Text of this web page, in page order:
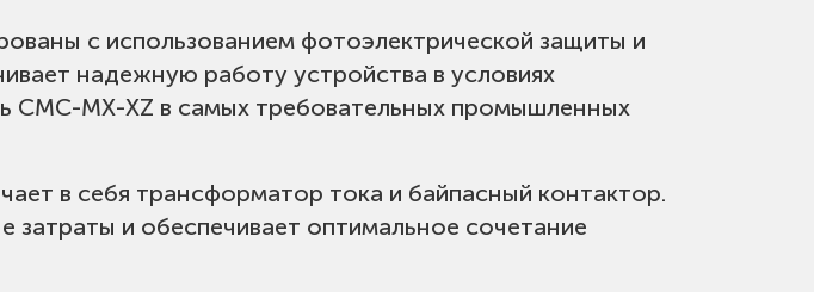
с использованием фотоэлектрической защиты и
надежную работу устройства в условиях
CMC-MX-XZ в самых требовательных промышленных
в себя трансформатор тока и байпасный контактор.
затраты и обеспечивает оптимальное сочетание
электродвигателя)